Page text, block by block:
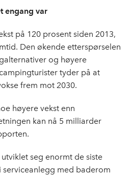
engang var
på 120 prosent siden 2013,
Den økende etterspørselen
og høyere
tyder på at
frem mot 2030.
høyere vekst enn
kan nå 5 milliarder
seg enormt de siste
serviceanlegg med baderom